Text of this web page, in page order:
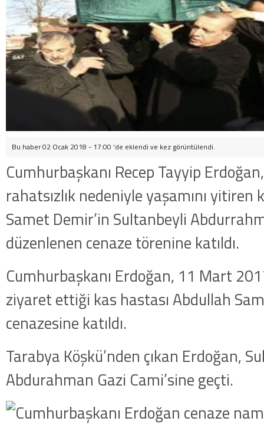
Bu haber 02 Ocak 2018 - 17:00 'de eklendi ve kez görüntülendi.
Cumhurbaşkanı Recep Tayyip
rahatsızlık nedeniyle yaşamını yitiren
Samet Demir’in Sultanbeyli
düzenlenen cenaze törenine katıldı.
Cumhurbaşkanı Erdoğan, 11 Mart
ziyaret ettiği kas hastası Abdullah
cenazesine katıldı.
Tarabya Köşkü’nden çıkan Erdoğan,
Abdurahman Gazi Cami’sine geçti.